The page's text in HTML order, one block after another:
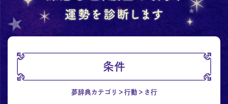
条件
夢辞典カテゴリ 行動 さ行